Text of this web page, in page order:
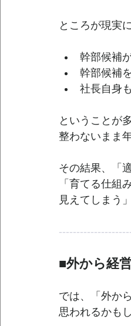
ところが現実に
幹部候補
幹部候補
社長自身
ということが
整わないまま
その結果、「
「育てる仕組
見えてしまう
■外から経
では、「外か
思われるかも